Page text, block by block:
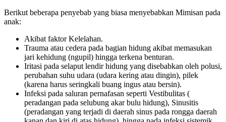
Berikut beberapa penyebab yang biasa menyebabkan Mimisan pada
anak:
Akibat faktor Kelelahan.
Trauma atau cedera pada bagian hidung akibat memasukan
jari kehidung (ngupil) hingga terkena benturan.
Iritasi pada selaput lendir hidung yang disebabkan oleh polusi,
perubahan suhu udara (udara kering atau dingin), pilek
(karena harus seringkali buang ingus atau bersin).
Infeksi pada saluran pernafasan seperti Vestibulitas (
peradangan pada selubung akar bulu hidung), Sinusitis
(peradangan yang terjadi di daerah sinus pada rongga daerah